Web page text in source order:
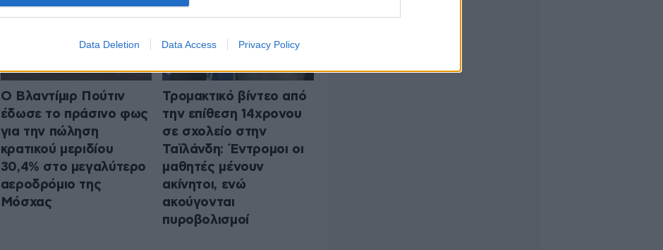
Data Deletion Data Access Privacy Policy
Ο Βλαντίμιρ Πούτιν
έδωσε το πράσινο φως
για την πώληση
κρατικού μεριδίου
30,4% στο μεγαλύτερο
αεροδρόμιο της
Μόσχας
Τρομακτικό βίντεο από
την επίθεση 14χρονου
σε σχολείο στην
Ταϊλάνδη: Έντρομοι οι
μαθητές μένουν
ακίνητοι, ενώ
ακούγονται
πυροβολισμοί